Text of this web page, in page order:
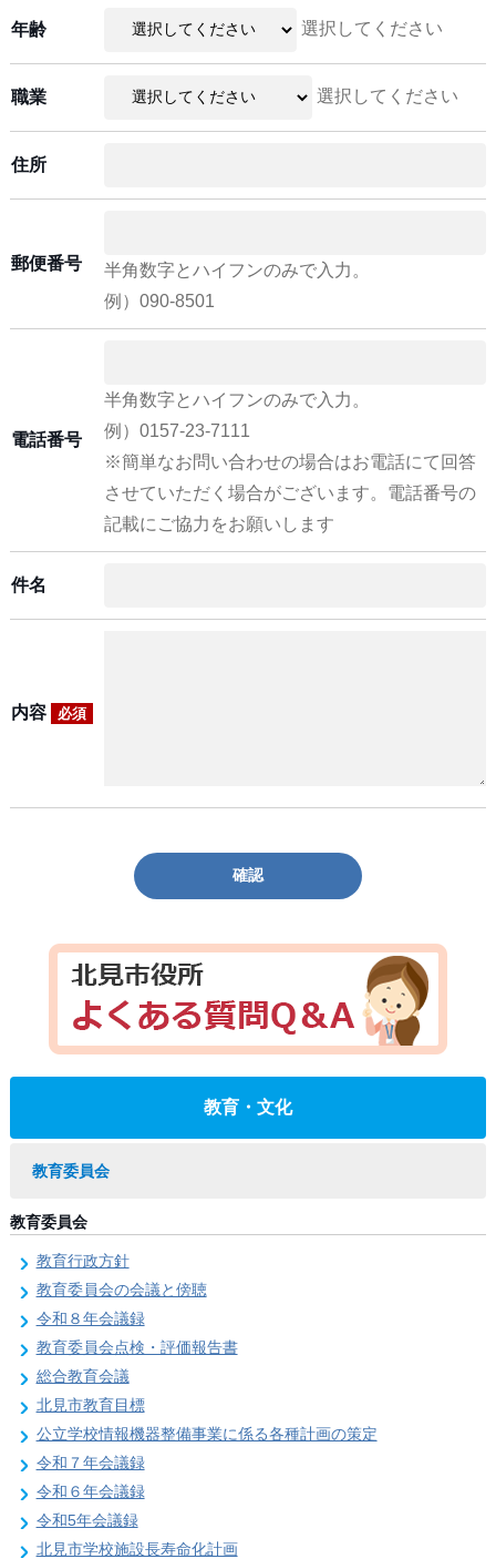
年齢 選択してください
職業 選択してください
住所
郵便番号
半角数字とハイフンのみで入力。
例）090-8501
電話番号
半角数字とハイフンのみで入力。
例）0157-23-7111
※簡単なお問い合わせの場合はお電話にて回答
させていただく場合がございます。電話番号の
記載にご協力をお願いします
件名
内容 必須
確認
教育・文化
教育委員会
教育委員会
教育行政方針
教育委員会の会議と傍聴
令和８年会議録
教育委員会点検・評価報告書
総合教育会議
北見市教育目標
公立学校情報機器整備事業に係る各種計画の策定
令和７年会議録
令和６年会議録
令和5年会議録
北見市学校施設長寿命化計画